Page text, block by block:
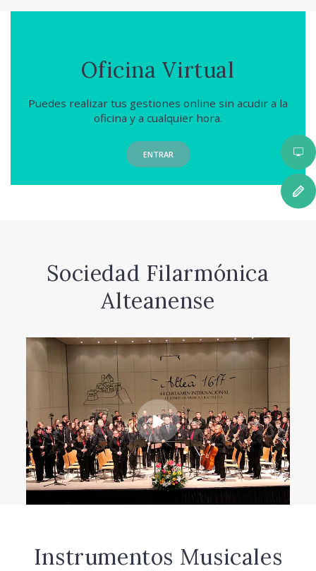
Oficina Virtual
Puedes realizar tus gestiones online sin acudir a la
oficina y a cualquier hora.
ENTRAR
Sociedad Filarmónica
Alteanense
Instrumentos Musicales